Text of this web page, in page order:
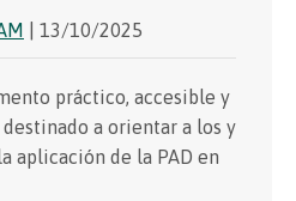
| 13/10/2025
práctico, accesible y
a orientar a los y
aplicación de la PAD en